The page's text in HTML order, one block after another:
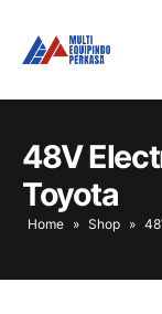
48V
Toyota
Home » Shop »